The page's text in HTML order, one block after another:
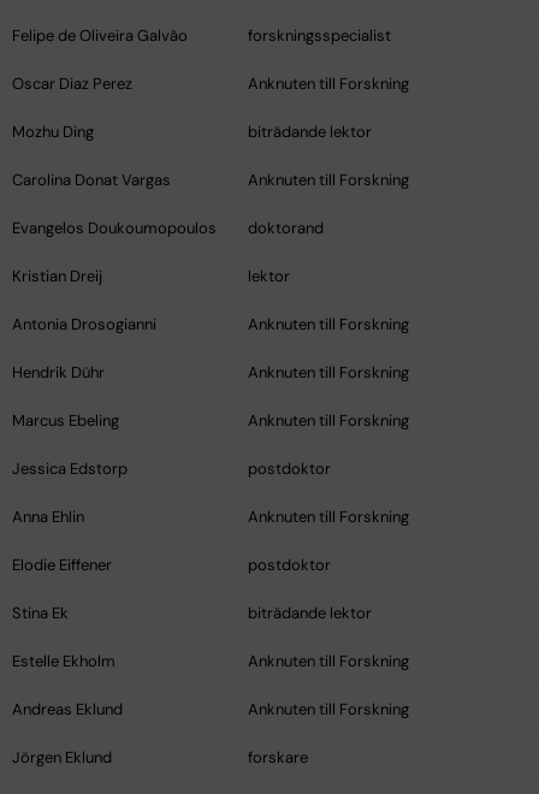
Felipe de Oliveira Galvão forskningsspecialist
Oscar Diaz Perez Anknuten till Forskning
Mozhu Ding biträdande lektor
Carolina Donat Vargas Anknuten till Forskning
Evangelos Doukoumopoulos doktorand
Kristian Dreij lektor
Antonia Drosogianni Anknuten till Forskning
Hendrik Dühr Anknuten till Forskning
Marcus Ebeling Anknuten till Forskning
Jessica Edstorp postdoktor
Anna Ehlin Anknuten till Forskning
Elodie Eiffener postdoktor
Stina Ek biträdande lektor
Estelle Ekholm Anknuten till Forskning
Andreas Eklund Anknuten till Forskning
Jörgen Eklund forskare